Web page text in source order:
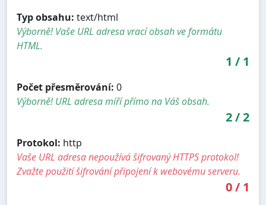
Typ obsahu: text/html
Výborně! Vaše URL adresa vrací obsah ve formátu
HTML.
1 / 1
Počet přesměrování: 0
Výborně! URL adresa míří přímo na Váš obsah.
2/2
Protokol: http
Vaše URL adresa nepoužívá šifrovaný HTTPS protokol!
Zvažte použití šifrování připojení k webovému serveru.
0/ 1